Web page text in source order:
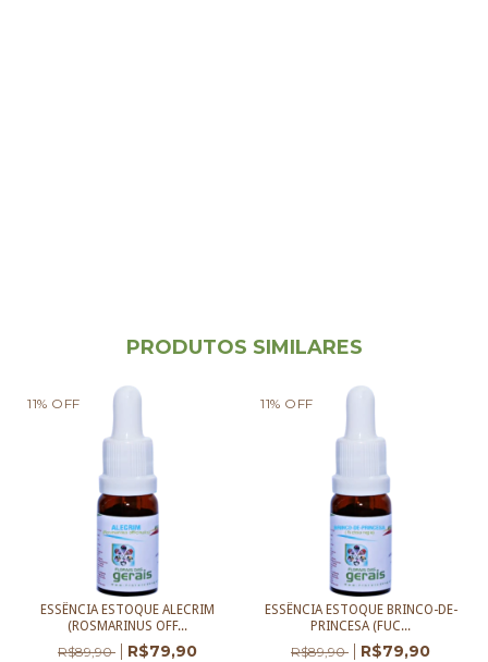
PRODUTOS SIMILARES
11% OFF
ESSÊNCIA ESTOQUE ALECRIM
(ROSMARINUS OFF...
R$89,90 R$79,90
11% OFF
ESSÊNCIA ESTOQUE BRINCO-DE-
PRINCESA (FUC...
R$89,90 R$79,90